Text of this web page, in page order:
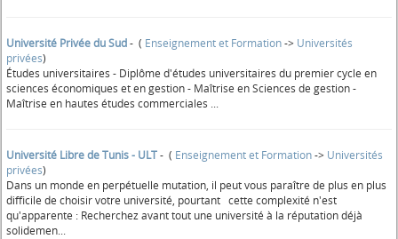
Université Privée du Sud- ( Enseignement et Formation-> Universités
privées)
Études universitaires - Diplôme d'études universitaires du premier cycle en
sciences économiques et en gestion - Maîtrise en Sciences de gestion -
Maîtrise en hautes études commerciales ...
Université Libre de Tunis - ULT- ( Enseignement et Formation-> Universités
privées)
Dans un monde en perpétuelle mutation, il peut vous paraître de plus en plus
difficile de choisir votre université, pourtant cette complexité n'est
qu'apparente : Recherchez avant tout une université à la réputation déjà
solidemen...